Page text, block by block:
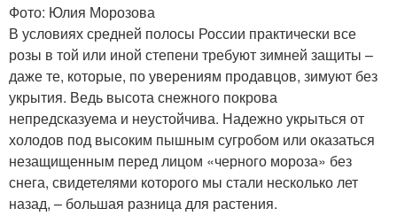
Фото: Юлия Морозова
В условиях средней полосы России практически все
розы в той или иной степени требуют зимней защиты –
даже те, которые, по уверениям продавцов, зимуют без
укрытия. Ведь высота снежного покрова
непредсказуема и неустойчива. Надежно укрыться от
холодов под высоким пышным сугробом или оказаться
незащищенным перед лицом «черного мороза» без
снега, свидетелями которого мы стали несколько лет
назад, – большая разница для растения.